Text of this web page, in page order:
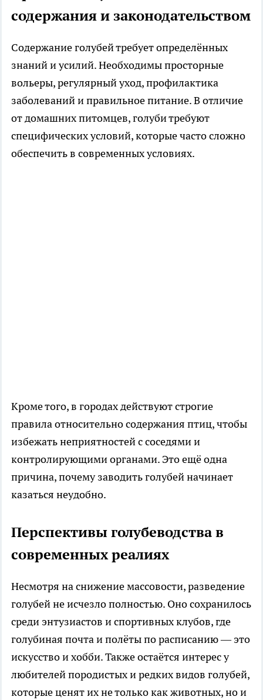
содержания и законодательством
Содержание голубей требует определённых
знаний и усилий. Необходимы просторные
вольеры, регулярный уход, профилактика
заболеваний и правильное питание. В отличие
от домашних питомцев, голуби требуют
специфических условий, которые часто сложно
обеспечить в современных условиях.
Кроме того, в городах действуют строгие
правила относительно содержания птиц, чтобы
избежать неприятностей с соседями и
контролирующими органами. Это ещё одна
причина, почему заводить голубей начинает
казаться неудобно.
Перспективы голубеводства в
современных реалиях
Несмотря на снижение массовости, разведение
голубей не исчезло полностью. Оно сохранилось
среди энтузиастов и спортивных клубов, где
голубиная почта и полёты по расписанию — это
искусство и хобби. Также остаётся интерес у
любителей породистых и редких видов голубей,
которые ценят их не только как животных, но и